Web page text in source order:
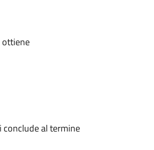
ottiene
al termine